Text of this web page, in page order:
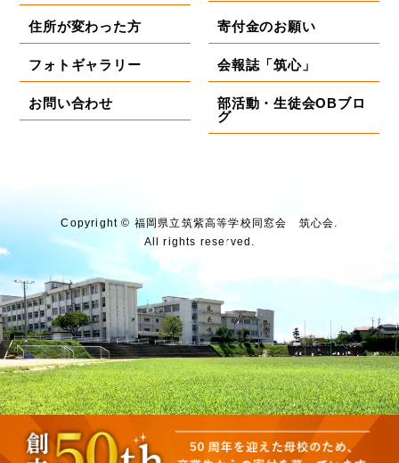
住所が変わった方
フォトギャラリー
お問い合わせ
寄付金のお願い
会報誌「筑心」
部活動・生徒会OBブロ
グ
Copyright © 福岡県⽴筑紫⾼等学校同窓会 筑⼼会.
All rights reserved.